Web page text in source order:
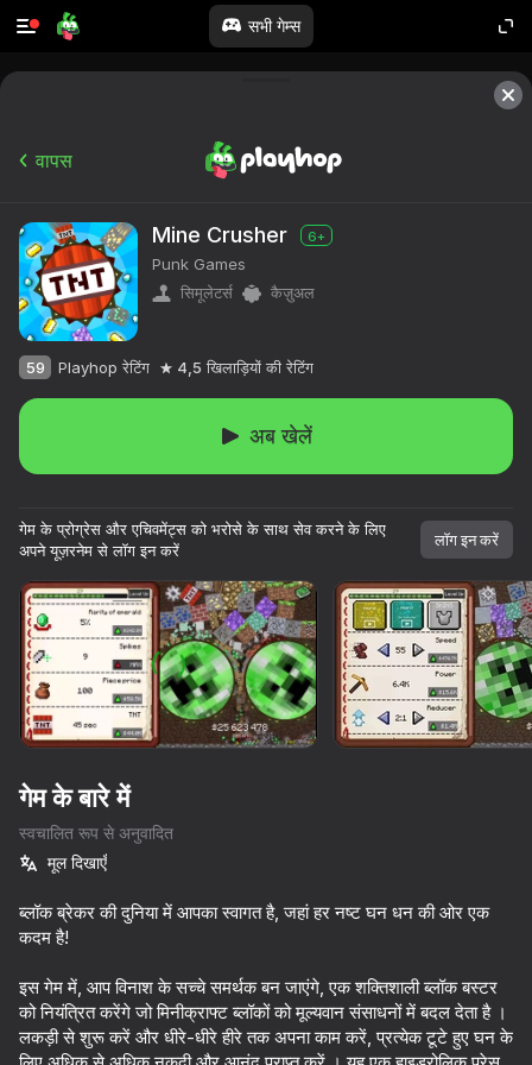
सभी गेम्स
डिवाइस घुमाएँ
यह गेम केवल लैंडस्केप
ओरिएंटेशन का समर्थन करता है
Break the Noob Completely!
64
Geometry Dash: Super Editor
70
State Connect
76 64
वापस
Mine Crusher 6+
Punk Games
सिमूलेटर्स
कैज़ुअल
59 Playhop रेटिंग 4,5 खिलाड़ियों की रेटिंग
अब खेलें
गेम के प्रोग्रेस और एचिवमेंट्स को भरोसे के साथ सेव करने के लिए
अपने यूज़रनेम से लॉग इन करें
लॉग इन करें
गेम के बारे में
स्वचालित रूप से अनुवादित
मूल दिखाएँ
ब्लॉक ब्रेकर की दुनिया में आपका स्वागत है, जहां हर नष्ट घन धन की ओर एक
कदम है!
इस गेम में, आप विनाश के सच्चे समर्थक बन जाएंगे, एक शक्तिशाली ब्लॉक बस्टर
को नियंत्रित करेंगे जो मिनीक्राफ्ट ब्लॉकों को मूल्यवान संसाधनों में बदल देता है ।
लकड़ी से शुरू करें और धीरे-धीरे हीरे तक अपना काम करें, प्रत्येक टूटे हुए घन के